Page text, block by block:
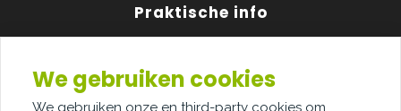
Praktische info
Over ons
We gebruiken cookies
We gebruiken onze en third-party cookies om